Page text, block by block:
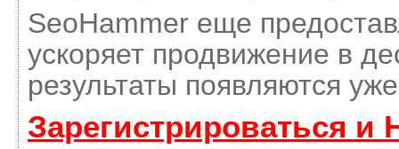
SeoHammer еще
ускоряет продвижение в
результаты появляются
Зарегистрироваться и